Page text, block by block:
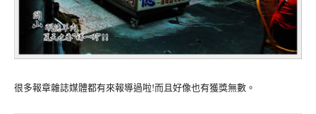
很多報章雜誌媒體都有來報導過啦!而且好像也有獲獎無數。